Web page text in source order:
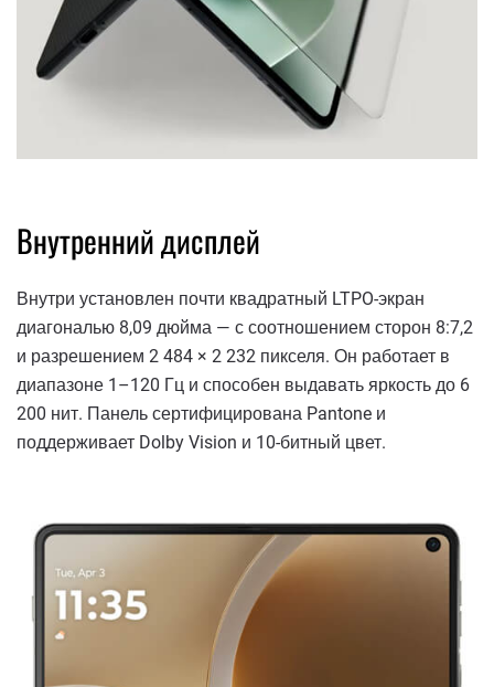
Внутренний дисплей
Внутри установлен почти квадратный LTPO-экран
диагональю 8,09 дюйма — с соотношением сторон 8:7,2
и разрешением 2 484 × 2 232 пикселя. Он работает в
диапазоне 1–120 Гц и способен выдавать яркость до 6
200 нит. Панель сертифицирована Pantone и
поддерживает Dolby Vision и 10-битный цвет.